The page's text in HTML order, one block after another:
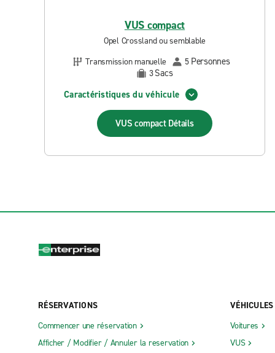
VUS compact
Opel Crossland ou semblable
Transmission manuelle
5 Personnes
3Sacs
Caractéristiques du véhicule
VUS compact Détails
RÉSERVATIONS
Commencer une réservation
Afficher / Modifier / Annuler la reservation
VÉHICULES
Voitures
VUS